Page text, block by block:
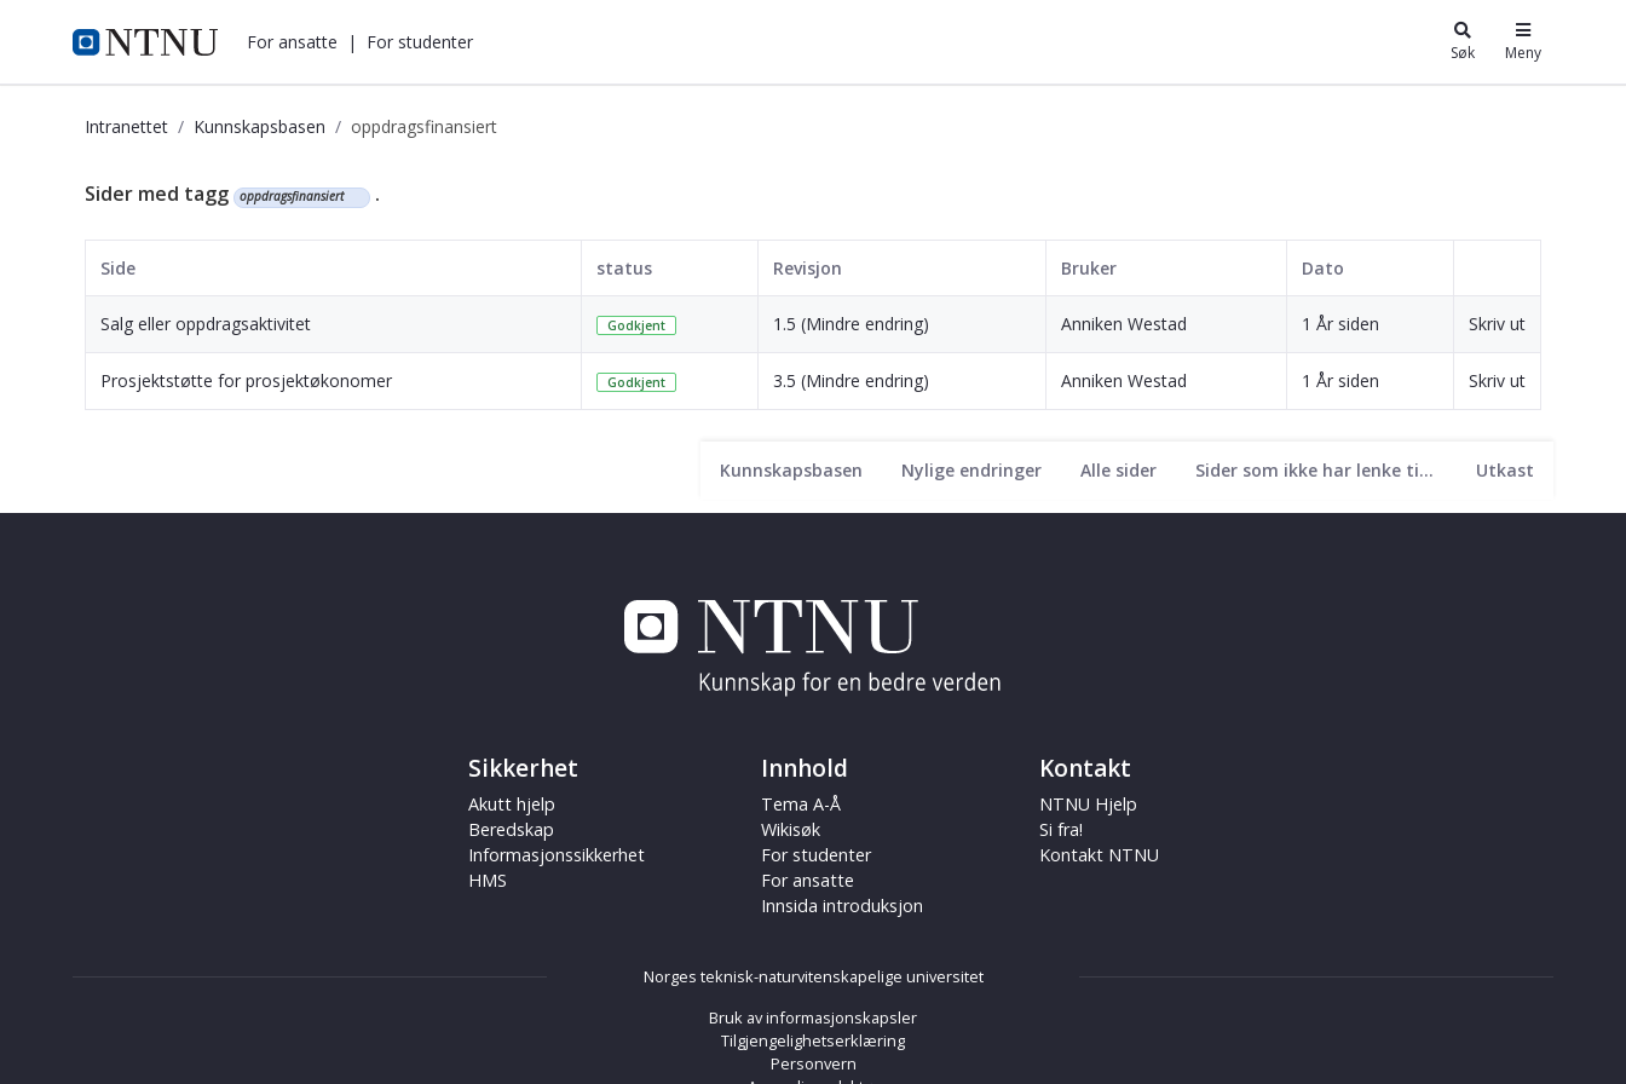
i.ntnu.no For ansatte | For studenter Søk Meny
Intranettet Kunnskapsbasen oppdragsfinansiert
Kunnskapsbasen
Kunnskapsbasen Nylige endringer Alle sider Sider som ikke har lenke til seg Utkast
Sider med tagg oppdragsfinansiert .
Side status Revisjon Bruker Dato
Salg eller oppdragsaktivitet Godkjent 1.5 (Mindre endring) Anniken Westad 1 År siden Skriv ut
Prosjektstøtte for prosjektøkonomer Godkjent 3.5 (Mindre endring) Anniken Westad 1 År siden Skriv ut
Sikkerhet
Akutt hjelp
Beredskap
Informasjonssikkerhet
HMS
Innhold
Tema A-Å
Wikisøk
For studenter
For ansatte
Innsida introduksjon
Kontakt
NTNU Hjelp
Si fra!
Kontakt NTNU
Norges teknisk-naturvitenskapelige universitet
Bruk av informasjonskapsler
Tilgjengelighetserklæring
Personvern